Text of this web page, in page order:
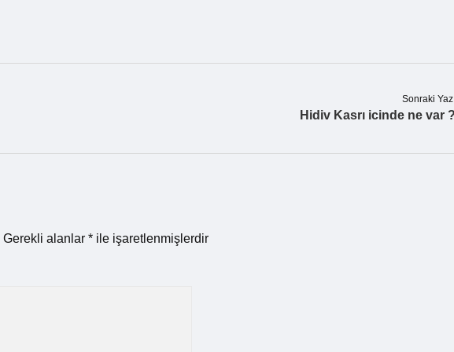
Sonraki
Hidiv Kasrı icinde ne var
Gerekli alanlar * ile işaretlenmişlerdir